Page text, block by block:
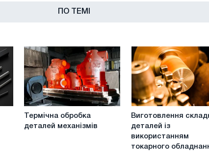
ПО ТЕМІ
Термічна
обробка
деталей
Термічна обробка
деталей механізмів
Виготовлення
складних
деталей
використанням
Виготовлення
деталей із
використанням
токарного